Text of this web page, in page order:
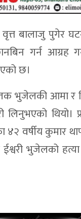
बालाजु पुगेर
गर्न आग्रह
छ।
भुजेलकी आमा र
लिनुभएको थियो।
४२ वर्षीय कुमार
ईश्वरी भुजेलको